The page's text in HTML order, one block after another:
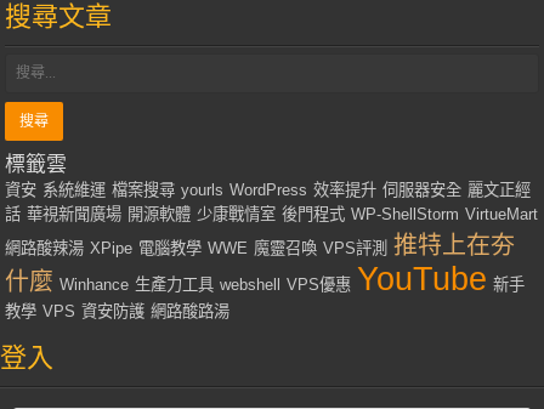
搜尋文章
標籤雲
資安 系統維運 檔案搜尋 yourls WordPress 效率提升 伺服器安全 麗文正經
話 華視新聞廣場 開源軟體 少康戰情室 後門程式 WP-ShellStorm VirtueMart
網路酸辣湯 XPipe 電腦教學 WWE 魔靈召喚 VPS評測 推特上在夯
什麼 Winhance 生產力工具 webshell VPS優惠 YouTube 新手
教學 VPS 資安防護 網路酸路湯
登入